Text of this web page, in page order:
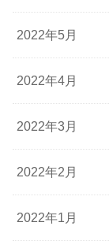
2022年5月
2022年4月
2022年3月
2022年2月
2022年1月